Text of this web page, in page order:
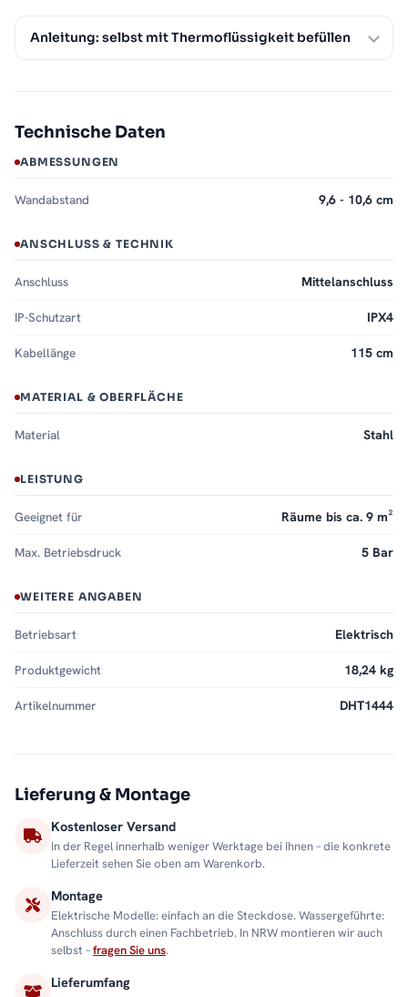
Anleitung: selbst mit Thermoflüssigkeit befüllen
Technische Daten
ABMESSUNGEN
Wandabstand 9,6 - 10,6 cm
ANSCHLUSS & TECHNIK
Anschluss Mittelanschluss
IP-Schutzart IPX4
Kabellänge 115 cm
MATERIAL & OBERFLÄCHE
Material Stahl
LEISTUNG
Geeignet für Räume bis ca. 9 m²
Max. Betriebsdruck 5 Bar
WEITERE ANGABEN
Betriebsart Elektrisch
Produktgewicht 18,24 kg
Artikelnummer DHT1444
Lieferung & Montage
Kostenloser Versand
In der Regel innerhalb weniger Werktage bei Ihnen – die konkrete
Lieferzeit sehen Sie oben am Warenkorb.
Montage
Elektrische Modelle: einfach an die Steckdose. Wassergeführte:
Anschluss durch einen Fachbetrieb. In NRW montieren wir auch
selbst –fragen Sie uns.
Lieferumfang